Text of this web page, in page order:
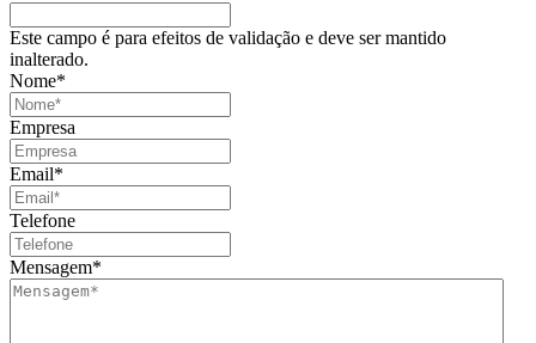
Este campo é para efeitos de validação e deve ser mantido
inalterado.
Nome*
Empresa
Email*
Telefone
Mensagem*